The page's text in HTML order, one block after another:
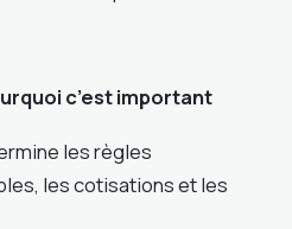
c’est important
les règles
les cotisations et les